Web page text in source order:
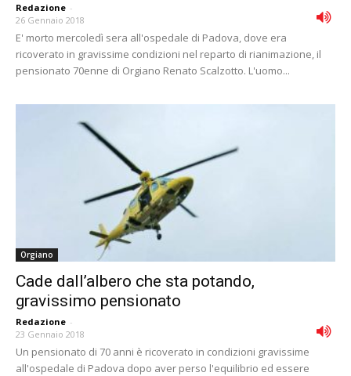
Redazione -
26 Gennaio 2018
E' morto mercoledì sera all'ospedale di Padova, dove era
ricoverato in gravissime condizioni nel reparto di rianimazione, il
pensionato 70enne di Orgiano Renato Scalzotto. L'uomo...
Orgiano
Cade dall’albero che sta potando,
gravissimo pensionato
Redazione -
23 Gennaio 2018
Un pensionato di 70 anni è ricoverato in condizioni gravissime
all'ospedale di Padova dopo aver perso l'equilibrio ed essere